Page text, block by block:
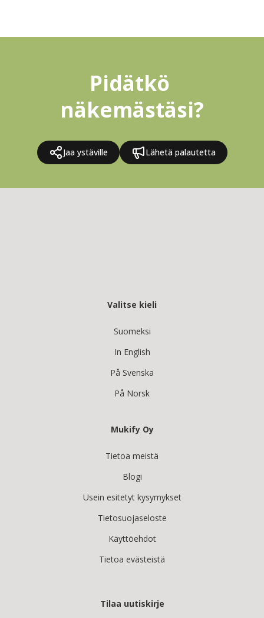
Pidätkö
näkemästäsi?
Jaa ystäville Lähetä palautetta
Valitse kieli
Suomeksi
In English
På Svenska
På Norsk
Mukify Oy
Tietoa meistä
Blogi
Usein esitetyt kysymykset
Tietosuojaseloste
Käyttöehdot
Tietoa evästeistä
Tilaa uutiskirje